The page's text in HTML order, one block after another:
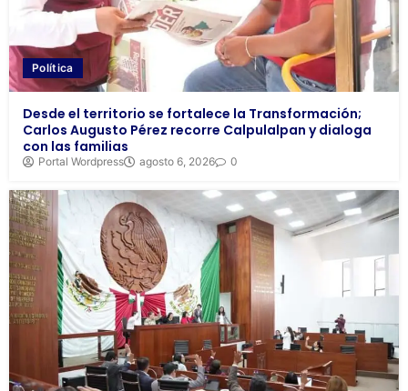
Política
Desde el territorio se fortalece la Transformación;
Carlos Augusto Pérez recorre Calpulalpan y dialoga
con las familias
Portal Wordpress agosto 6, 2026 0